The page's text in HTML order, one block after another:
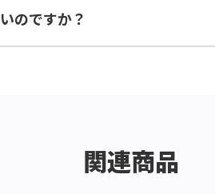
のですか？
関連商品